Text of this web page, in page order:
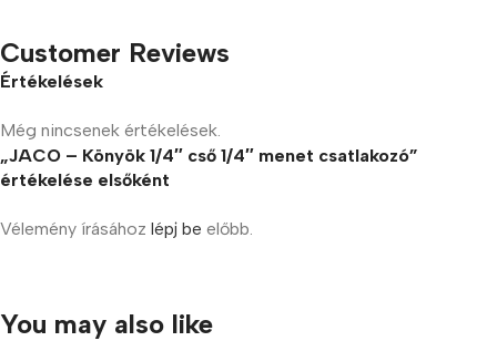
Customer Reviews
Értékelések
Még nincsenek értékelések.
„JACO – Könyök 1/4″ cső 1/4″ menet csatlakozó”
értékelése elsőként
Vélemény írásához lépj be előbb.
You may also like